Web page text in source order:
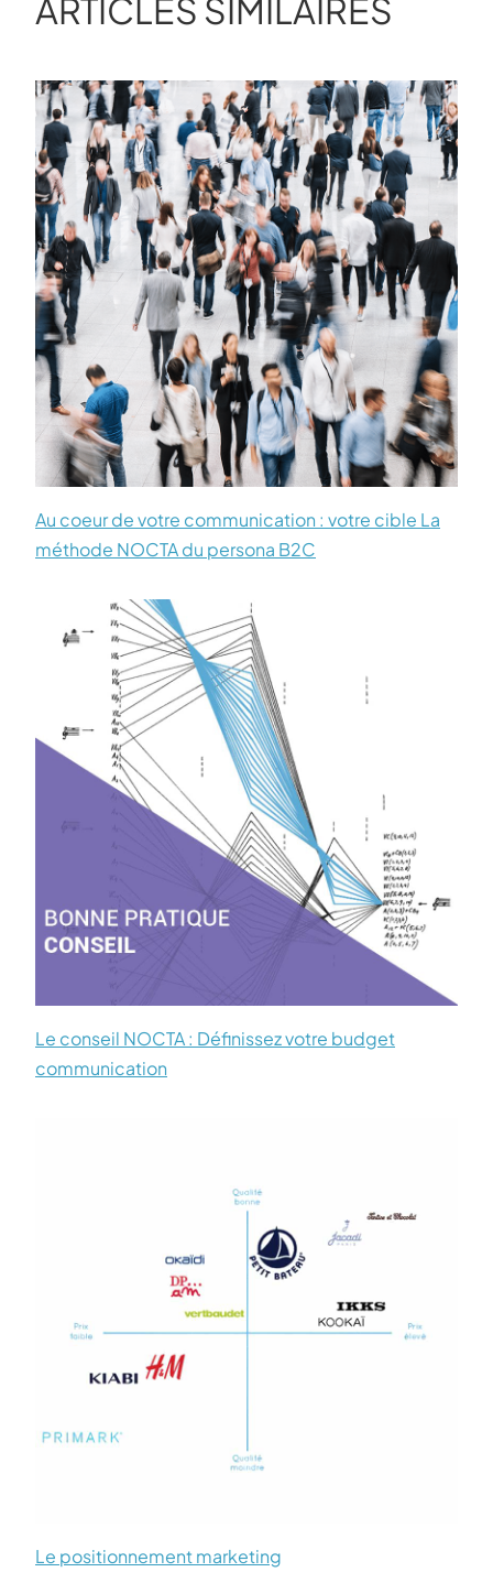
ARTICLES SIMILAIRES
Au coeur de votre communication : votre cible La
méthode NOCTA du persona B2C
Le conseil NOCTA : Définissez votre budget
communication
Le positionnement marketing